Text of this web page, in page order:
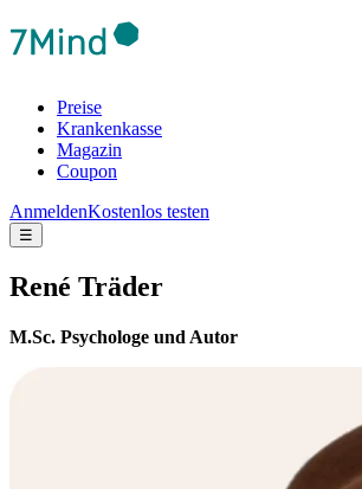
Preise
Krankenkasse
Magazin
Coupon
AnmeldenKostenlos testen
☰
René Träder
M.Sc. Psychologe und Autor